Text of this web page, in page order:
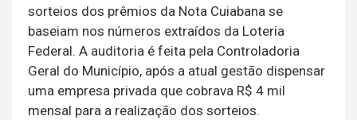
sorteios dos prêmios da Nota Cuiabana se
baseiam nos números extraídos da Loteria
Federal. A auditoria é feita pela Controladoria
Geral do Município, após a atual gestão dispensar
uma empresa privada que cobrava R$ 4 mil
mensal para a realização dos sorteios.